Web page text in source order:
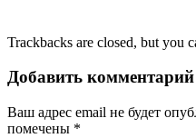
Trackbacks are closed, but you
Добавить комментарий
Ваш адрес email не будет
помечены *